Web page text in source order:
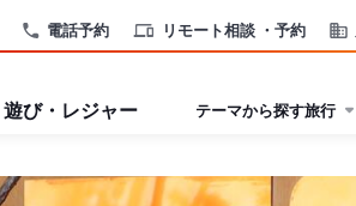
電話予約 リモート相談 ・予約
遊び・レジャー テーマから探す旅行